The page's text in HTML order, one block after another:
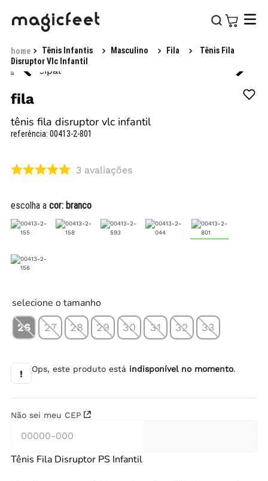
Tênis Infantis Masculino Fila
Tênis Fila
Disruptor Vlc Infantil
fila
tênis fila disruptor vlc infantil
referência: 00413-2-801
3 avaliações
escolha a cor: branco
selecione o tamanho
26 27 28 29 30 31 32 33
! Ops, este produto está indisponível no momento.
Não sei meu CEP
Tênis Fila Disruptor PS Infantil